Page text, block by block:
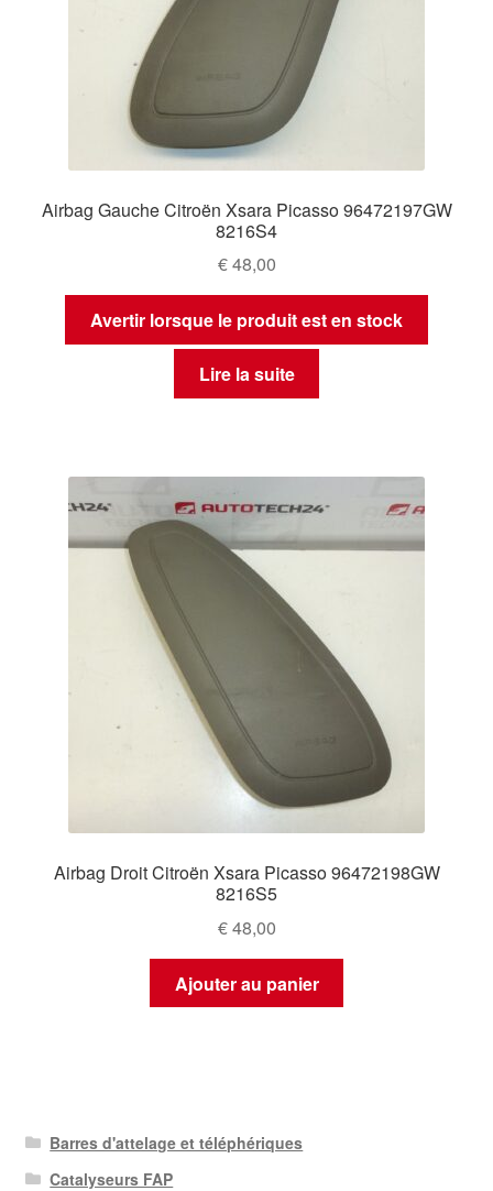
Airbag Gauche Citroën Xsara Picasso 96472197GW
8216S4
€48,00
Avertir lorsque le produit est en stock
Lire la suite
Airbag Droit Citroën Xsara Picasso 96472198GW
8216S5
€48,00
Ajouter au panier
Barres d'attelage et téléphériques
Catalyseurs FAP